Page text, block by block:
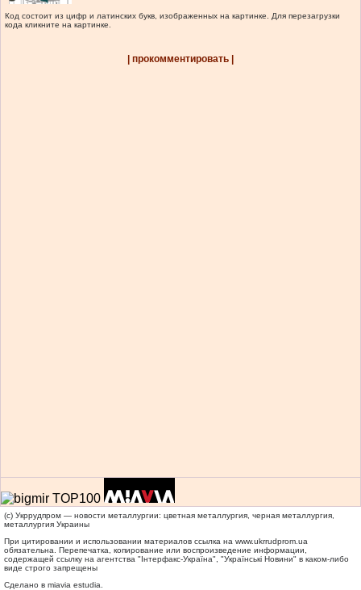
Код состоит из цифр и латинских букв, изображенных на картинке. Для перезагрузки
кода кликните на картинке.
| прокомментировать |
(c) Укррудпром — новости металлургии: цветная металлургия, черная металлургия,
металлургия Украины
При цитировании и использовании материалов ссылка на www.ukrrudprom.ua
обязательна. Перепечатка, копирование или воспроизведение информации,
содержащей ссылку на агентства "Iнтерфакс-Україна", "Українськi Новини" в каком-либо
виде строго запрещены
Сделано в miavia estudia.